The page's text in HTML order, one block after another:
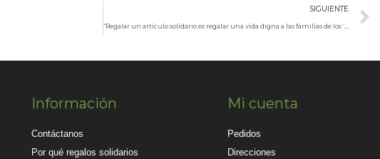
SIGUIENTE
“Regalar un artículo solidario es regalar una vida digna a las familias de los ‘slums’ de Varanasi”
Información
Contáctanos
Por qué regalos solidarios
Mi cuenta
Pedidos
Direcciones